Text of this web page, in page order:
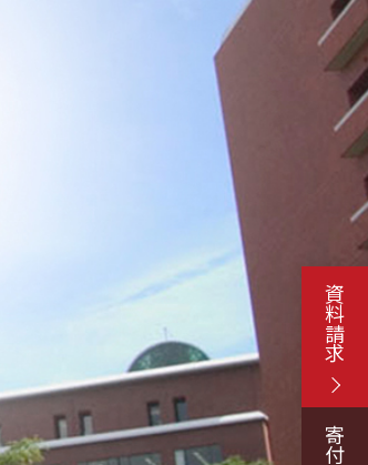
資料請求
寄付